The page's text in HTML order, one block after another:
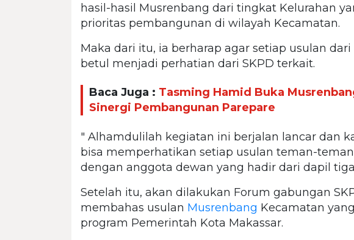
hasil-hasil Musrenbang dari tingkat Kelurahan
prioritas pembangunan di wilayah Kecamatan.
Maka dari itu, ia berharap agar setiap usulan
betul menjadi perhatian dari SKPD terkait.
Baca Juga : Tasming Hamid Buka
Sinergi Pembangunan Parepare
" Alhamdulilah kegiatan ini berjalan lancar dan
bisa memperhatikan setiap usulan teman-
dengan anggota dewan yang hadir dari dapil
Setelah itu, akan dilakukan Forum gabungan
membahas usulan Musrenbang Kecamatan
program Pemerintah Kota Makassar.